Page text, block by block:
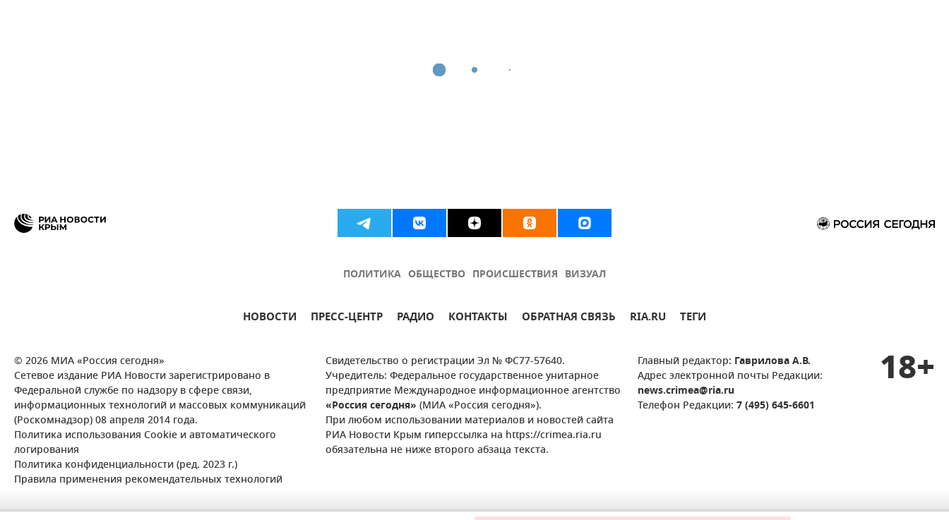
ПОЛИТИКА ОБЩЕСТВО ПРОИСШЕСТВИЯ ВИЗУАЛ
НОВОСТИ ПРЕСС-ЦЕНТР РАДИО КОНТАКТЫ ОБРАТНАЯ СВЯЗЬ RIA.RU ТЕГИ
© 2026 МИА «Россия сегодня»
Сетевое издание РИА Новости зарегистрировано в
Федеральной службе по надзору в сфере связи,
информационных технологий и массовых коммуникаций
(Роскомнадзор) 08 апреля 2014 года.
Политика использования Cookie и автоматического
логирования
Политика конфиденциальности (ред. 2023 г.)
Правила применения рекомендательных технологий
Свидетельство о регистрации Эл № ФС77-57640.
Учредитель: Федеральное государственное унитарное
предприятие Международное информационное агентство
«Россия сегодня» (МИА «Россия сегодня»).
При любом использовании материалов и новостей сайта
РИА Новости Крым гиперссылка на https://crimea.ria.ru
обязательна не ниже второго абзаца текста.
Главный редактор: Гаврилова А.В.
Адрес электронной почты Редакции:
news.crimea@ria.ru
Телефон Редакции: 7 (495) 645-6601
18+